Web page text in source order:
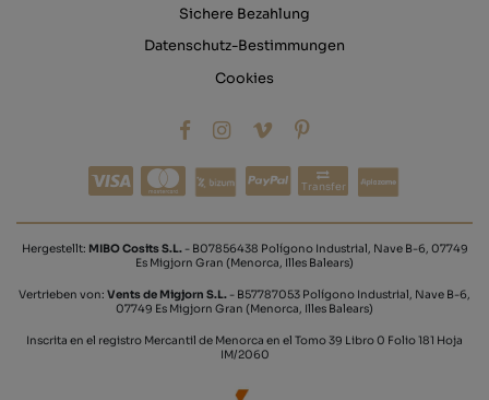
Sichere Bezahlung
Datenschutz-Bestimmungen
Cookies
Transfer
Hergestellt: MIBO Cosits S.L.- B07856438 Polígono Industrial, Nave B-6, 07749
Es Migjorn Gran (Menorca, Illes Balears)
Vertrieben von: Vents de Migjorn S.L. - B57787053 Polígono Industrial, Nave B-6,
07749 Es Migjorn Gran (Menorca, Illes Balears)
Inscrita en el registro Mercantil de Menorca en el Tomo 39 Libro 0 Folio 181 Hoja
IM/2060